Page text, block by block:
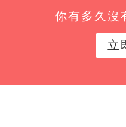
你有多久沒
立